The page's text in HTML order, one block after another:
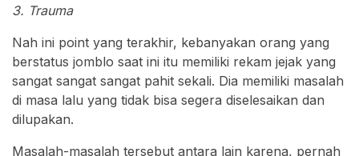
3. Trauma
Nah ini point yang terakhir, kebanyakan orang yang
berstatus jomblo saat ini itu memiliki rekam jejak yang
sangat sangat sangat pahit sekali. Dia memiliki masalah
di masa lalu yang tidak bisa segera diselesaikan dan
dilupakan.
Masalah-masalah tersebut antara lain karena, pernah